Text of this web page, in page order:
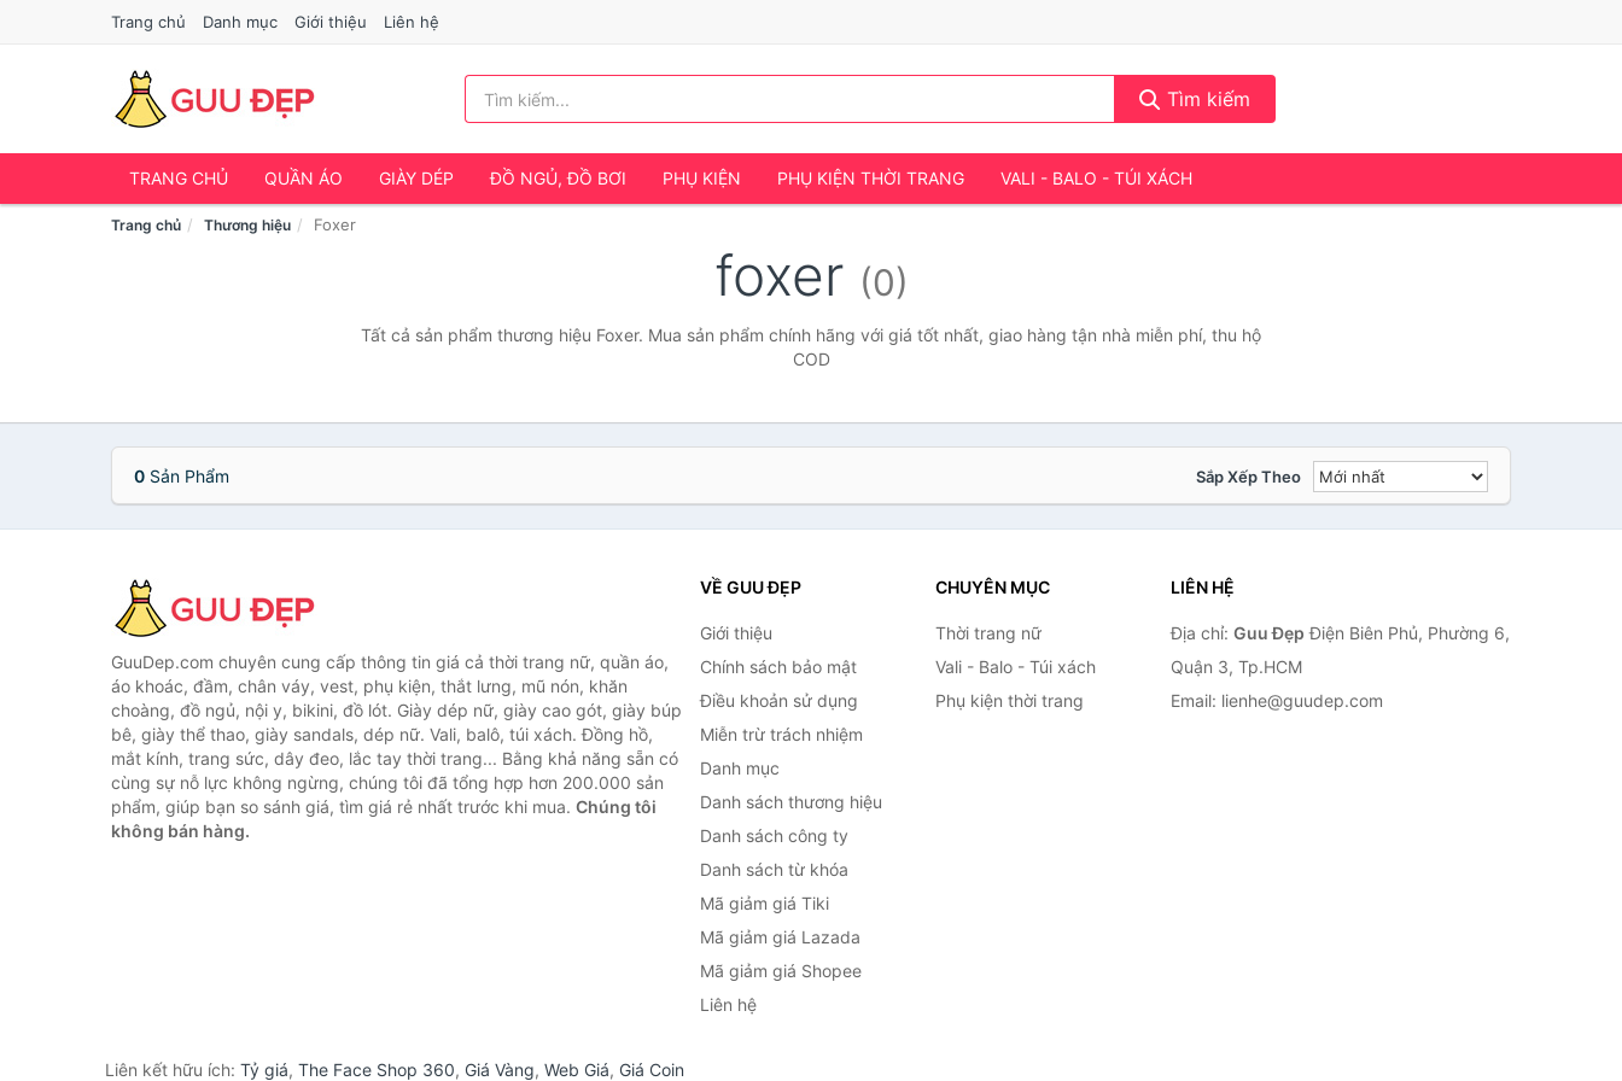
Trang chủ Danh mục Giới thiệu Liên hệ
Tìm kiếm
TRANG CHỦ QUẦN ÁO GIÀY DÉP ĐỒ NGỦ, ĐỒ BƠI PHỤ KIỆN PHỤ KIỆN THỜI TRANG VALI - BALO - TÚI XÁCH
Trang chủ Thương hiệu Foxer
foxer (0)
Tất cả sản phẩm thương hiệu Foxer. Mua sản phẩm chính hãng với giá tốt nhất, giao hàng tận nhà miễn phí, thu hộ
COD
0 Sản Phẩm Sắp Xếp Theo
GuuDep.com chuyên cung cấp thông tin giá cả thời trang nữ, quần áo,
áo khoác, đầm, chân váy, vest, phụ kiện, thắt lưng, mũ nón, khăn
choàng, đồ ngủ, nội y, bikini, đồ lót. Giày dép nữ, giày cao gót, giày búp
bê, giày thể thao, giày sandals, dép nữ. Vali, balô, túi xách. Đồng hồ,
mắt kính, trang sức, dây đeo, lắc tay thời trang... Bằng khả năng sẵn có
cùng sự nỗ lực không ngừng, chúng tôi đã tổng hợp hơn 200.000 sản
phẩm, giúp bạn so sánh giá, tìm giá rẻ nhất trước khi mua. Chúng tôi
không bán hàng.
VỀ GUU ĐẸP
Giới thiệu
Chính sách bảo mật
Điều khoản sử dụng
Miễn trừ trách nhiệm
Danh mục
Danh sách thương hiệu
Danh sách công ty
Danh sách từ khóa
Mã giảm giá Tiki
Mã giảm giá Lazada
Mã giảm giá Shopee
Liên hệ
CHUYÊN MỤC
Thời trang nữ
Vali - Balo - Túi xách
Phụ kiện thời trang
LIÊN HỆ
Địa chỉ: Guu Đẹp Điện Biên Phủ, Phường 6,
Quận 3, Tp.HCM
Email: lienhe@guudep.com
Liên kết hữu ích: Tỷ giá, The Face Shop 360, Giá Vàng, Web Giá, Giá Coin